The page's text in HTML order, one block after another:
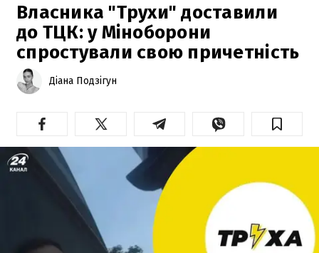
Власника "Трухи" доставили
до ТЦК: у Міноборони
спростували свою причетність
Діана Подзігун